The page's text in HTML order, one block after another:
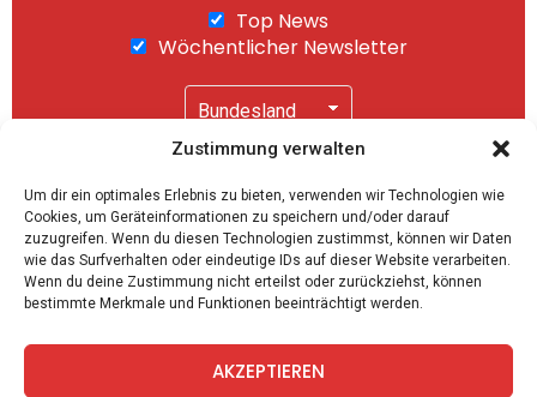
Zustimmung verwalten
Um dir ein optimales Erlebnis zu bieten, verwenden wir Technologien wie
Cookies, um Geräteinformationen zu speichern und/oder darauf
zuzugreifen. Wenn du diesen Technologien zustimmst, können wir Daten
wie das Surfverhalten oder eindeutige IDs auf dieser Website verarbeiten.
Wenn du deine Zustimmung nicht erteilst oder zurückziehst, können
bestimmte Merkmale und Funktionen beeinträchtigt werden.
AKZEPTIEREN
Top News
Wöchentlicher Newsletter
"Abonnieren" akzeptierst Du unsere
Datenschutzerklärung.